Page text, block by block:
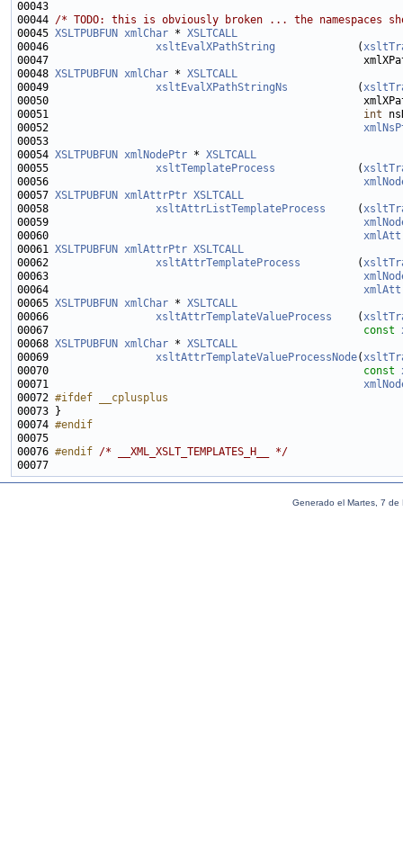
00044 /* TODO: this is obviously broken ... the namespaces
00045 XSLTPUBFUN xmlChar * XSLTCALL
00046 xsltEvalXPathString
             (
00048 XSLTPUBFUN xmlChar * XSLTCALL
00049 xsltEvalXPathStringNs
           (
00051 int
00052
00054 XSLTPUBFUN xmlNodePtr * XSLTCALL
00055 xsltTemplateProcess
             (
00056
00057 XSLTPUBFUN xmlAttrPtr XSLTCALL
00058 xsltAttrListTemplateProcess
     (
00059
00060
00061 XSLTPUBFUN xmlAttrPtr XSLTCALL
00062 xsltAttrTemplateProcess
         (
00063
00064
00065 XSLTPUBFUN xmlChar * XSLTCALL
00066 xsltAttrTemplateValueProcess
    (
00067 const
00068 XSLTPUBFUN xmlChar * XSLTCALL
00069 xsltAttrTemplateValueProcessNode(
00070 const
00071
00072 #ifdef __cplusplus
00073
00074 #endif
00075
00076 #endif /* __XML_XSLT_TEMPLATES_H__ */
Generado el Martes, 7